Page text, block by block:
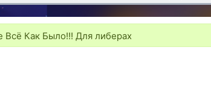
Всё Как Было!!! Для либерах